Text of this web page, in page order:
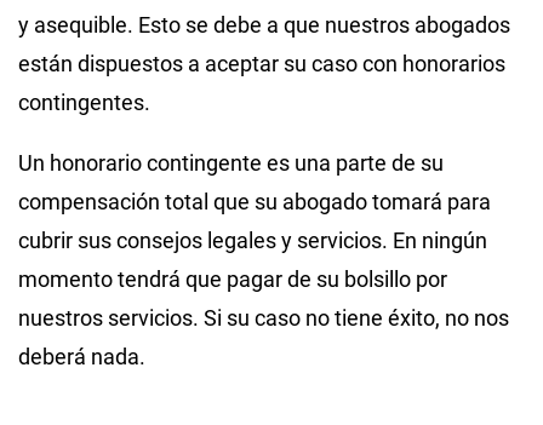
y asequible. Esto se debe a que nuestros abogados
están dispuestos a aceptar su caso con honorarios
contingentes.
Un honorario contingente es una parte de su
compensación total que su abogado tomará para
cubrir sus consejos legales y servicios. En ningún
momento tendrá que pagar de su bolsillo por
nuestros servicios. Si su caso no tiene éxito, no nos
deberá nada.